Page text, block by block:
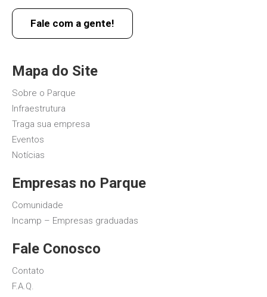
Fale com a gente!
Mapa do Site
Sobre o Parque
Infraestrutura
Traga sua empresa
Eventos
Notícias
Empresas no Parque
Comunidade
Incamp – Empresas graduadas
Fale Conosco
Contato
F.A.Q.